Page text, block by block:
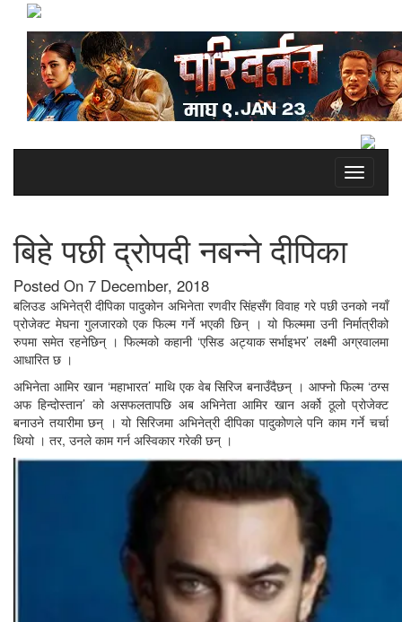
Toggle
बिहे पछी द्रोपदी नबन्ने दीपिका
Posted On 7 December, 2018
बलिउड अभिनेत्री दीपिका पादुकोन अभिनेता रणवीर सिंहसँग विवाह गरे पछी उनको नयाँ
प्रोजेक्ट मेघना गुलजारको एक फिल्म गर्ने भएकी छिन् । यो फिल्ममा उनी निर्मात्रीको
रुपमा समेत रहनेछिन् । फिल्मको कहानी ‘एसिड अट्याक सर्भाइभर’ लक्ष्मी अग्रवालमा
आधारित छ ।
अभिनेता आमिर खान ‘महाभारत’ माथि एक वेब सिरिज बनाउँदैछन् । आफ्नो फिल्म ‘ठग्स
अफ हिन्दोस्तान’ को असफलतापछि अब अभिनेता आमिर खान अर्को ठूलो प्रोजेक्ट
बनाउने तयारीमा छन् । यो सिरिजमा अभिनेत्री दीपिका पादुकोणले पनि काम गर्ने चर्चा
थियो । तर, उनले काम गर्न अस्विकार गरेकी छन् ।